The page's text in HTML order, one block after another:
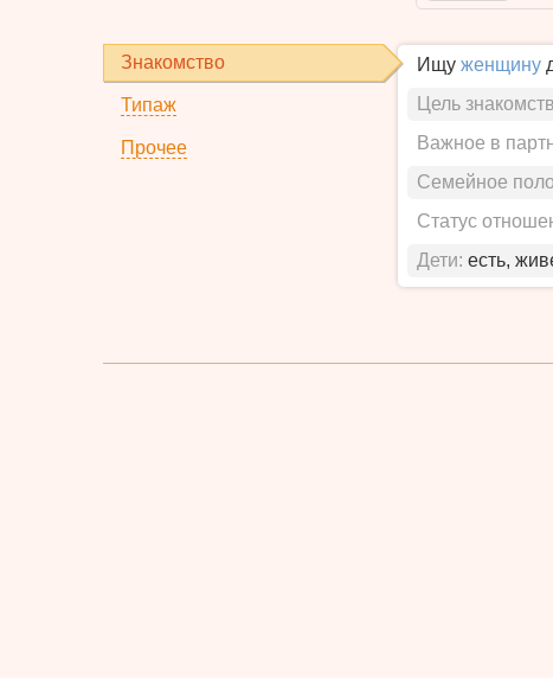
Знакомство
Типаж
Прочее
Ищу женщину
Цель
Важное в
Семейное
Статус
Дети: есть,